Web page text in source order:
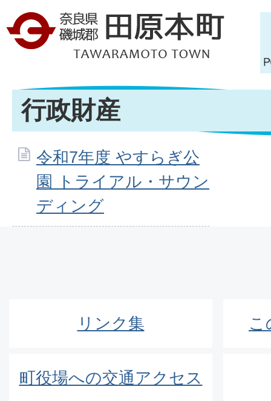
行政財産
令和7年度 やすらぎ公
園 トライアル・サウン
ディング
リンク集 こ
町役場への交通アクセス